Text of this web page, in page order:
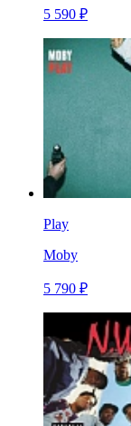
5 590 ₽
Play
Moby
5 790 ₽